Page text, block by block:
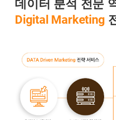
데이터 분석 전문
Digital Marketing